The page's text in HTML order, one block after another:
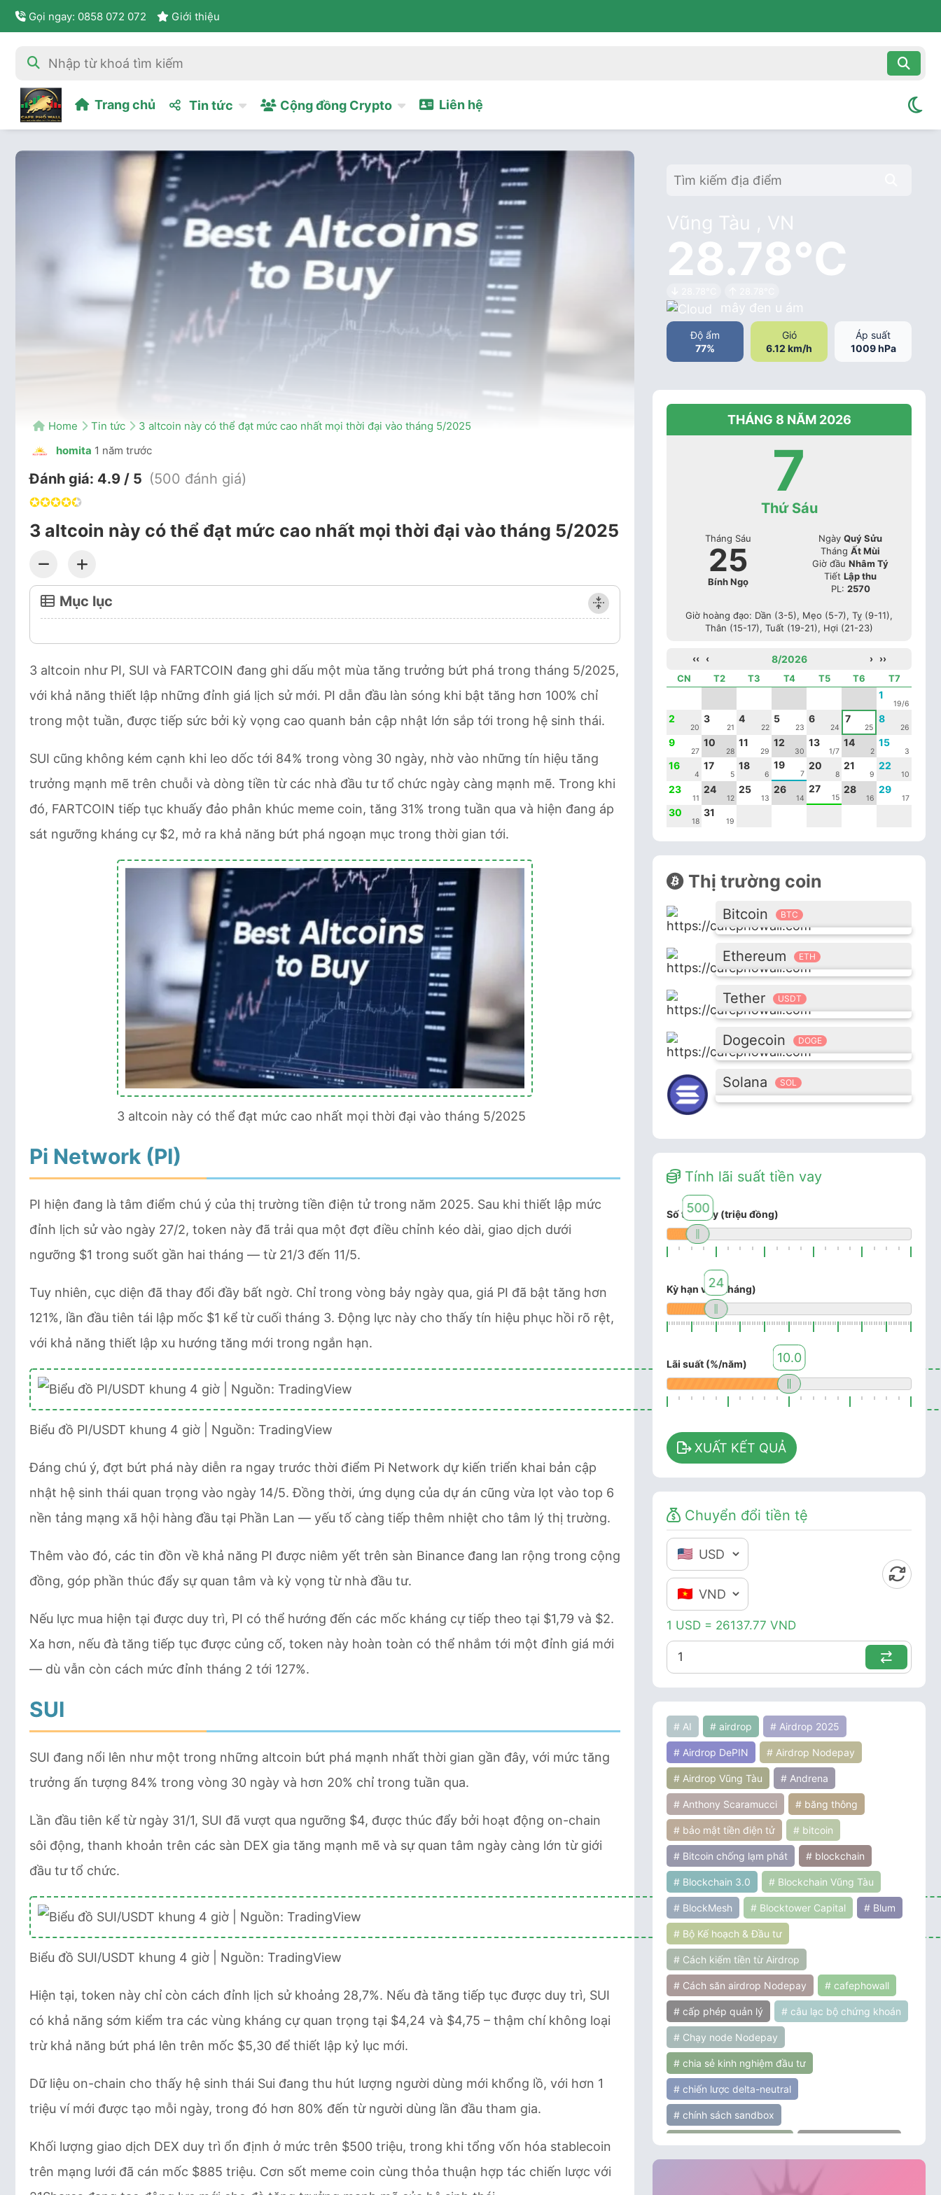
Gọi ngay: 0858 072 072 Giới thiệu
Trang chủ Tin tức Cộng đồng Crypto Liên hệ
Home Tin tức
3 altcoin này có thể đạt mức cao nhất mọi thời đại vào tháng 5/2025
homita 1 năm trước
Đánh giá: 4.9 / 5 (500 đánh giá)
✪✪✪✪✪
3 altcoin này có thể đạt mức cao nhất mọi thời đại vào tháng 5/2025
Mục lục
3 altcoin như PI, SUI và FARTCOIN đang ghi dấu một mùa tăng trưởng bứt phá trong tháng 5/2025,
với khả năng thiết lập những đỉnh giá lịch sử mới. PI dẫn đầu làn sóng khi bật tăng hơn 100% chỉ
trong một tuần, được tiếp sức bởi kỳ vọng cao quanh bản cập nhật lớn sắp tới trong hệ sinh thái.
SUI cũng không kém cạnh khi leo dốc tới 84% trong vòng 30 ngày, nhờ vào những tín hiệu tăng
trưởng mạnh mẽ trên chuỗi và dòng tiền từ các nhà đầu tư tổ chức ngày càng mạnh mẽ. Trong khi
đó, FARTCOIN tiếp tục khuấy đảo phân khúc meme coin, tăng 31% trong tuần qua và hiện đang áp
sát ngưỡng kháng cự $2, mở ra khả năng bứt phá ngoạn mục trong thời gian tới.
3 altcoin này có thể đạt mức cao nhất mọi thời đại vào tháng 5/2025
Pi Network (PI)
PI hiện đang là tâm điểm chú ý của thị trường tiền điện tử trong năm 2025. Sau khi thiết lập mức
đỉnh lịch sử vào ngày 27/2, token này đã trải qua một đợt điều chỉnh kéo dài, giao dịch dưới
ngưỡng $1 trong suốt gần hai tháng — từ 21/3 đến 11/5.
Tuy nhiên, cục diện đã thay đổi đầy bất ngờ. Chỉ trong vòng bảy ngày qua, giá PI đã bật tăng hơn
121%, lần đầu tiên tái lập mốc $1 kể từ cuối tháng 3. Động lực này cho thấy tín hiệu phục hồi rõ rệt,
với khả năng thiết lập xu hướng tăng mới trong ngắn hạn.
Biểu đồ PI/USDT khung 4 giờ | Nguồn: TradingView
Đáng chú ý, đợt bứt phá này diễn ra ngay trước thời điểm Pi Network dự kiến triển khai bản cập
nhật hệ sinh thái quan trọng vào ngày 14/5. Đồng thời, ứng dụng của dự án cũng vừa lọt vào top 6
nền tảng mạng xã hội hàng đầu tại Phần Lan — yếu tố càng tiếp thêm nhiệt cho tâm lý thị trường.
Thêm vào đó, các tin đồn về khả năng PI được niêm yết trên sàn Binance đang lan rộng trong cộng
đồng, góp phần thúc đẩy sự quan tâm và kỳ vọng từ nhà đầu tư.
Nếu lực mua hiện tại được duy trì, PI có thể hướng đến các mốc kháng cự tiếp theo tại $1,79 và $2.
Xa hơn, nếu đà tăng tiếp tục được củng cố, token này hoàn toàn có thể nhắm tới một đỉnh giá mới
— dù vẫn còn cách mức đỉnh tháng 2 tới 127%.
SUI
SUI đang nổi lên như một trong những altcoin bứt phá mạnh nhất thời gian gần đây, với mức tăng
trưởng ấn tượng 84% trong vòng 30 ngày và hơn 20% chỉ trong tuần qua.
Lần đầu tiên kể từ ngày 31/1, SUI đã vượt qua ngưỡng $4, được thúc đẩy bởi hoạt động on-chain
sôi động, thanh khoản trên các sàn DEX gia tăng mạnh mẽ và sự quan tâm ngày càng lớn từ giới
đầu tư tổ chức.
Biểu đồ SUI/USDT khung 4 giờ | Nguồn: TradingView
Hiện tại, token này chỉ còn cách đỉnh lịch sử khoảng 28,7%. Nếu đà tăng tiếp tục được duy trì, SUI
có khả năng sớm kiểm tra các vùng kháng cự quan trọng tại $4,24 và $4,75 – thậm chí không loại
trừ khả năng bứt phá lên trên mốc $5,30 để thiết lập kỷ lục mới.
Dữ liệu on-chain cho thấy hệ sinh thái Sui đang thu hút lượng người dùng mới khổng lồ, với hơn 1
triệu ví mới được tạo mỗi ngày, trong đó hơn 80% đến từ người dùng lần đầu tham gia.
Khối lượng giao dịch DEX duy trì ổn định ở mức trên $500 triệu, trong khi tổng vốn hóa stablecoin
trên mạng lưới đã cán mốc $885 triệu. Cơn sốt meme coin cùng thỏa thuận hợp tác chiến lược với
Vũng Tàu , VN
28.78°C
mây đen u ám
Độ ẩm
77%
Gió
6.12 km/h
Áp suất
1009 hPa
THÁNG 8 NĂM 2026
7
Thứ Sáu
Tháng Sáu
25
Bính Ngọ
Ngày Quý Sửu
Tháng Ất Mùi
Giờ đầu Nhâm Tý
Tiết Lập thu
PL: 2570
Giờ hoàng đạo: Dần (3-5), Mẹo (5-7), Tỵ (9-11),
Thân (15-17), Tuất (19-21), Hợi (21-23)
‹‹ ‹ 8/2026 ›
››
CN
T2 T3 T4 T5 T6 T7
1
19/6
2
20
3
21
4
22
5
23
6
24
7
25
8
26
9
27
10
28
11
29
12
30
13
1/7
14
2
15
3
16
4
17
5
18
6
19
7
20
8
21
9
22
10
23
11
24
12
25
13
26
14
27
15
28
16
29
17
30
18
31
19
Thị trường coin
Bitcoin BTC
Ethereum ETH
Tether USDT
Dogecoin DOGE
Solana SOL
Tính lãi suất tiền vay
Số tiền vay (triệu đồng)
500
Kỳ hạn vay (tháng)
24
Lãi suất (%/năm) 10.0
XUẤT KẾT QUẢ
Chuyển đổi tiền tệ
1 USD = 26137.77 VND
# AI # airdrop # Airdrop 2025
# Airdrop DePIN # Airdrop Nodepay
# Airdrop Vũng Tàu # Andrena
# Anthony Scaramucci # băng thông
# bảo mật tiền điện tử # bitcoin
# Bitcoin chống lạm phát # blockchain
# Blockchain 3.0 # Blockchain Vũng Tàu
# BlockMesh # Blocktower Capital # Blum
# Bộ Kế hoạch & Đầu tư
# Cách kiếm tiền từ Airdrop
# Cách săn airdrop Nodepay # cafephowall
# cấp phép quản lý # câu lạc bộ chứng khoán
# Chạy node Nodepay
# chia sẻ kinh nghiệm đầu tư
# chiến lược delta-neutral
# chính sách sandbox
# cơ hội và thách thức # Coinbase Ventures